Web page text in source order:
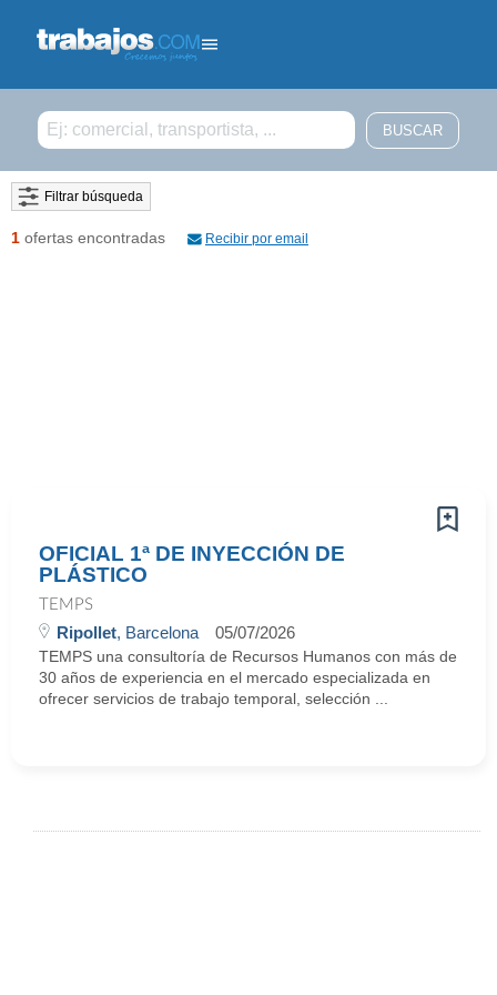
Filtrar búsqueda
1 ofertas encontradas Recibir por email
OFICIAL 1ª DE INYECCIÓN DE
PLÁSTICO
TEMPS
Ripollet, Barcelona 05/07/2026
TEMPS una consultoría de Recursos Humanos con más de
30 años de experiencia en el mercado especializada en
ofrecer servicios de trabajo temporal, selección ...